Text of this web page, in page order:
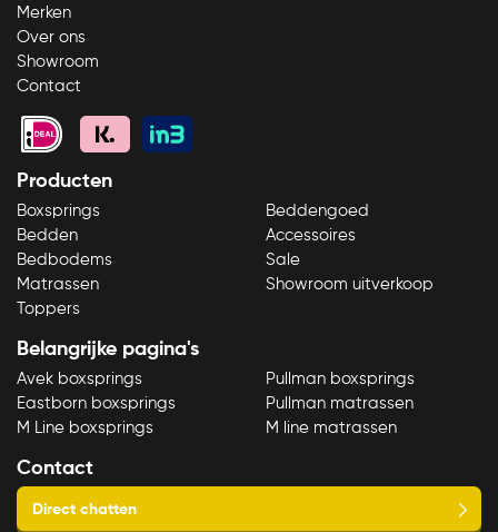
Bekijk product
Merken
Over ons
Showroom
Contact
Producten
Boxsprings
Bedden
Bedbodems
Matrassen
Toppers
Beddengoed
Accessoires
Sale
Showroom uitverkoop
Belangrijke pagina's
Avek boxsprings
Eastborn boxsprings
M Line boxsprings
Pullman boxsprings
Pullman matrassen
M line matrassen
Contact